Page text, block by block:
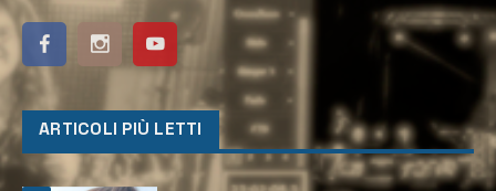
ARTICOLI PIÙ LETTI